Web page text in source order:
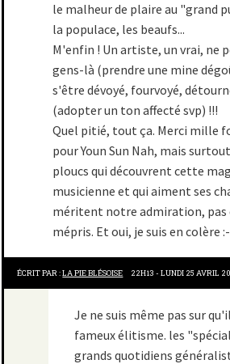
le malheur de plaire au "grand
la populace, les beaufs...
M'enfin ! Un artiste, un vrai, ne
gens-là (prendre une mine
s'être dévoyé, fourvoyé,
(adopter un ton affecté svp) !!!
Quel pitié, tout ça. Merci mille
pour Youn Sun Nah, mais
ploucs qui découvrent cette
musicienne et qui aiment ses
méritent notre admiration,
mépris. Et oui, je suis en colère
ÉCRIT PAR :LA PIE BLÉSOISE 22H13 -LUNDI 25 AVRIL
Je ne suis même pas sur
fameux élitisme. les
grands quotidiens